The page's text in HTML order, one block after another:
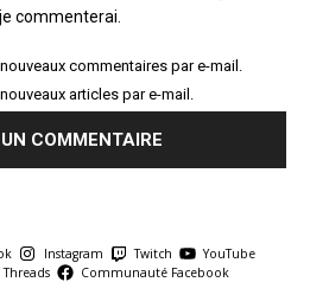
commenterai.
commentaires par e-mail.
articles par e-mail.
Instagram Twitch
YouTube
Threads Communauté Facebook